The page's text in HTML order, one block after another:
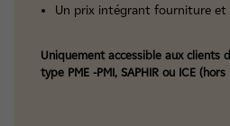
Un prix intégrant fourniture et
Uniquement accessible aux clients
type PME -PMI, SAPHIR ou ICE (hors